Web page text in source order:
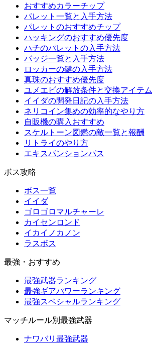
おすすめカラーチップ
パレット一覧と入手方法
パレットのおすすめチップ
ハッキングのおすすめ優先度
ハチのパレットの入手方法
バッジ一覧と入手方法
ロッカーの鍵の入手方法
真珠のおすすめ優先度
ユメエビの解放条件と交換アイテム
イイダの開発日記の入手方法
ネリコイン集めの効率的なやり方
自販機の購入おすすめ
スケルトーン図鑑の敵一覧と報酬
リトライのやり方
エキスパンションパス
ボス攻略
ボス一覧
イイダ
ゴロゴロマルチャーレ
カイセンロンド
イカイノカノン
ラスボス
最強・おすすめ
最強武器ランキング
最強ギアパワーランキング
最強スペシャルランキング
マッチルール別最強武器
ナワバリ最強武器